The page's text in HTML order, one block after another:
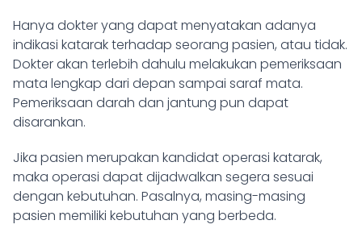
Hanya dokter yang dapat menyatakan adanya
indikasi katarak terhadap seorang pasien, atau tidak.
Dokter akan terlebih dahulu melakukan pemeriksaan
mata lengkap dari depan sampai saraf mata.
Pemeriksaan darah dan jantung pun dapat
disarankan.
Jika pasien merupakan kandidat operasi katarak,
maka operasi dapat dijadwalkan segera sesuai
dengan kebutuhan. Pasalnya, masing-masing
pasien memiliki kebutuhan yang berbeda.